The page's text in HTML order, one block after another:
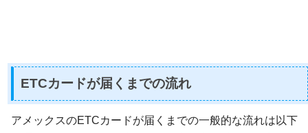
ETCカードが届くまでの流れ
アメックスのETCカードが届くまでの一般的な流れは以下